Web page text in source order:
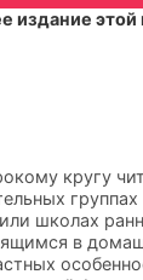
этой
кругу
школах
в